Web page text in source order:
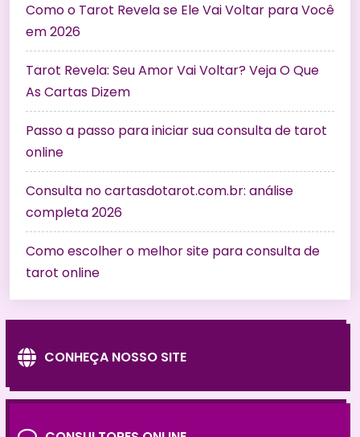
Como o Tarot Revela se Ele Vai Voltar para Você
em 2026
Tarot Revela: Seu Amor Vai Voltar? Veja O Que
As Cartas Dizem
Passo a passo para iniciar sua consulta de tarot
online
Consulta no cartasdotarot.com.br: análise
completa 2026
Como escolher o melhor site para consulta de
tarot online
CONHEÇA NOSSO SITE